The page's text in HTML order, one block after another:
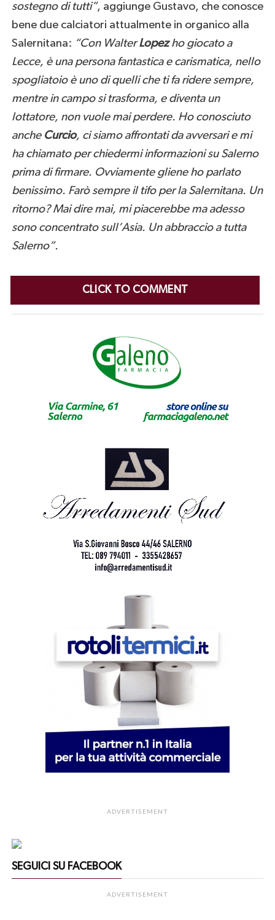
sostegno di tutti”, aggiunge Gustavo, che conosce
bene due calciatori attualmente in organico alla
Salernitana: “Con WalterLopezho giocato a
Lecce, è una persona fantastica e carismatica, nello
spogliatoio è uno di quelli che ti fa ridere sempre,
mentre in campo si trasforma, e diventa un
lottatore, non vuole mai perdere. Ho conosciuto
anche Curcio, ci siamo affrontati da avversari e mi
ha chiamato per chiedermi informazioni su Salerno
prima di firmare. Ovviamente gliene ho parlato
benissimo. Farò sempre il tifo per la Salernitana. Un
ritorno? Mai dire mai, mi piacerebbe ma adesso
sono concentrato sull’Asia. Un abbraccio a tutta
Salerno”.
CLICK TO COMMENT
ADVERTISEMENT
SEGUICI SU FACEBOOK
ADVERTISEMENT